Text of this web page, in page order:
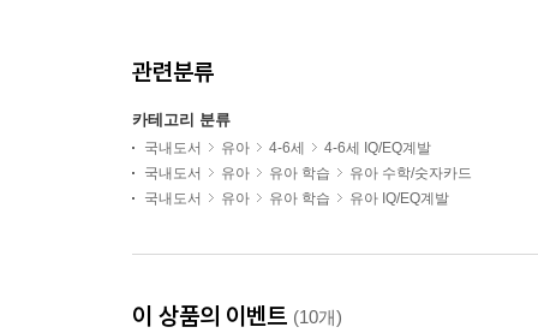
관련분류
카테고리 분류
국내도서 유아 4-6세
4-6세 IQ/EQ계발
국내도서
유아 유아 학습
유아 수학/숫자카드
국내도서
유아 유아 학습 유아 IQ/EQ계발
이 상품의 이벤트 (10개)